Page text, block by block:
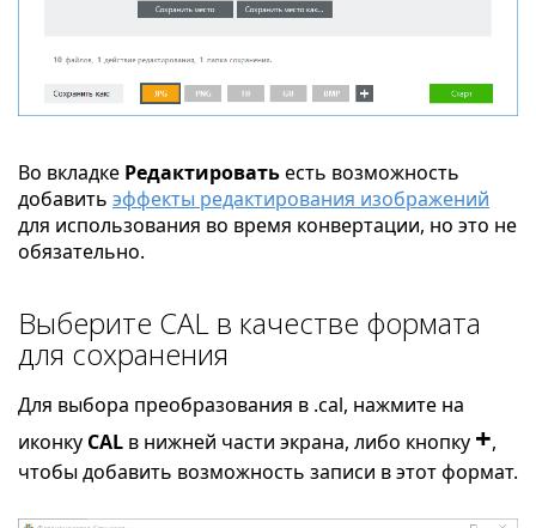
Во вкладке Редактироватьесть возможность
добавить эффекты редактирования изображений
для использования во время конвертации, но это не
обязательно.
Выберите CAL в качестве формата
для сохранения
Для выбора преобразования в .cal, нажмите на
иконку CAL в нижней части экрана, либо кнопку +,
чтобы добавить возможность записи в этот формат.